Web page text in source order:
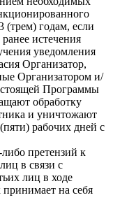
(трем) годам, если
истечения
уведомления
Организатор,
Организатором и/
Программы
обработку
и уничтожают
рабочих дней с
претензий к
в связи с
лиц в ходе
на себя